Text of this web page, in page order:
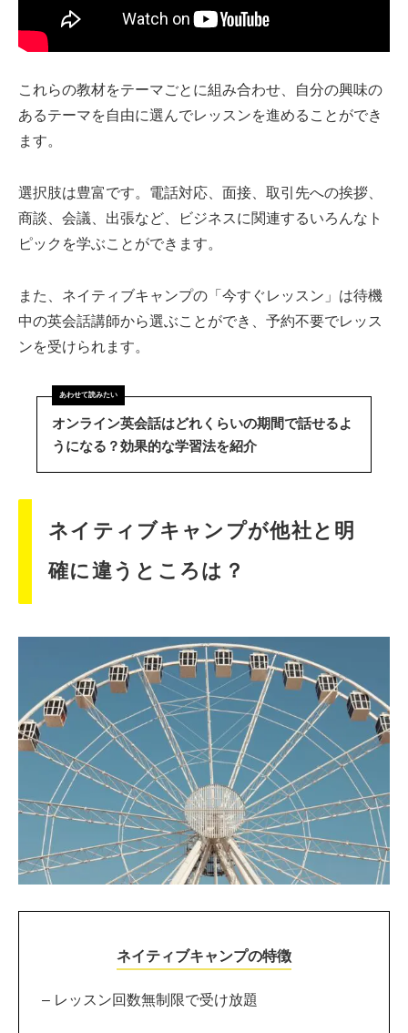
これらの教材をテーマごとに組み合わせ、自分の興味の
あるテーマを自由に選んでレッスンを進めることができ
ます。
選択肢は豊富です。電話対応、面接、取引先への挨拶、
商談、会議、出張など、ビジネスに関連するいろんなト
ピックを学ぶことができます。
また、ネイティブキャンプの「今すぐレッスン」は待機
中の英会話講師から選ぶことができ、予約不要でレッス
ンを受けられます。
オンライン英会話はどれくらいの期間で話せるよ
うになる？効果的な学習法を紹介
ネイティブキャンプが他社と明
確に違うところは？
ネイティブキャンプの特徴
– レッスン回数無制限で受け放題